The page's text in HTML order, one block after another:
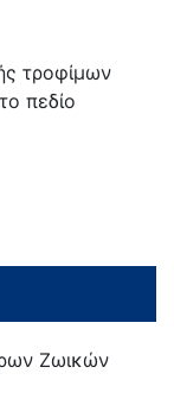
τροφίμων
πεδίο
Ζωικών